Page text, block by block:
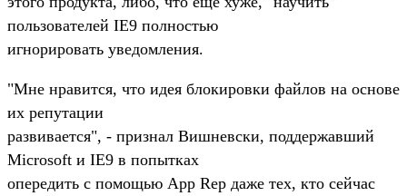
пользователей IE9 полностью
игнорировать уведомления.
"Мне нравится, что идея блокировки файлов на основе
их репутации
развивается", - признал Вишневски, поддержавший
Microsoft и IE9 в попытках
опередить с помощью App Rep даже тех, кто сейчас